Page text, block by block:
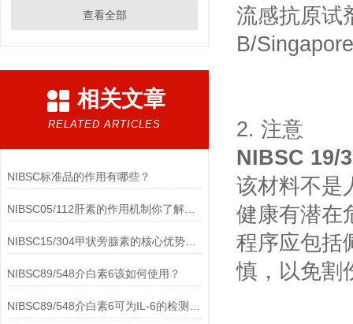
查看全部
相关文章
RELATED ARTICLES
NIBSC标准品的作用有哪些？
NIBSC05/112肝素的作用机制你了解多少？
NIBSC15/304甲状旁腺素的核心优势有哪些？
NIBSC89/548介白素6该如何使用？
流感抗原试
B/
2. 注意
NIBSC 19/
该材料不是
健康有潜在
程序应包括
慎，以免割